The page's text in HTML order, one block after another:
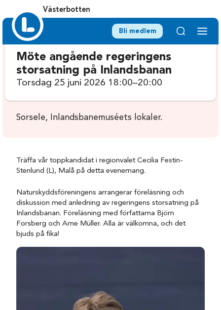
Västerbotten
Bli medlem
Möte angående regeringens
storsatning på Inlandsbanan
Torsdag 25 juni 2026 18:00–20:00
Sorsele, Inlandsbanemuséets lokaler.
Träffa vår toppkandidat i regionvalet Cecilia Festin-
Stenlund (L), Malå på detta evenemang.
Naturskyddsföreningens arrangerar föreläsning och
diskussion med anledning av regeringens storsatning på
Inlandsbanan. Föreläsning med författarna Björn
Forsberg och Arne Müller. Alla är välkomna, och det
bjuds på fika!